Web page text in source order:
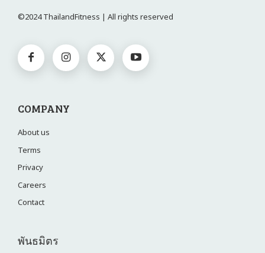
©2024 ThailandFitness | All rights reserved
COMPANY
About us
Terms
Privacy
Careers
Contact
พันธมิตร